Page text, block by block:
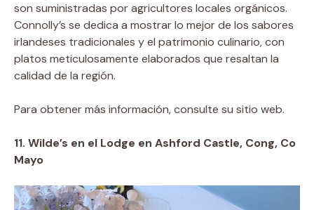
son suministradas por agricultores locales orgánicos.
Connolly’s se dedica a mostrar lo mejor de los sabores
irlandeses tradicionales y el patrimonio culinario, con
platos meticulosamente elaborados que resaltan la
calidad de la región.
Para obtener más información, consulte su sitio web.
11. Wilde’s en el Lodge en Ashford Castle, Cong, Co
Mayo